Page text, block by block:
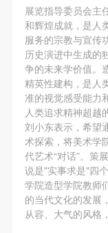
展览指导委员会主
和辉煌成就，是人
服务的宗教与宣传
历史演进中生成的
争的未来学价值。
精英性建构，是人
准的视觉感受能力
人类追求精神超越
刘小东表示，希望
术探索，将美术学
代艺术“对话”。策
说是"实事求是"四
学院造型学院教师
的当代文化的发展
从容、大气的风格
第六条
参与活动者在参
动导师、教师指
及到的绘画工具
与者因个人原因
套设备、设施造
具、材料、设备
当承当相应的全
失。活动中任何
事故的任何责任。
中央美术学院美
根据《中华人民
第六条
参与活动者在参
动导师、教师指
及到的绘画工具
与者因个人原因
套设备、设施造
具、材料、设备
当承当相应的全
失。活动中任何
事故的任何责任。
中央美术学院美
根据《中华人民
第六条
参与活动者在参
动导师、教师指
及到的绘画工具
与者因个人原因
套设备、设施造
具、材料、设备
当承当相应的全
失。活动中任何
事故的任何责任。
中央美术学院美
根据《中华人民
验证码
可使